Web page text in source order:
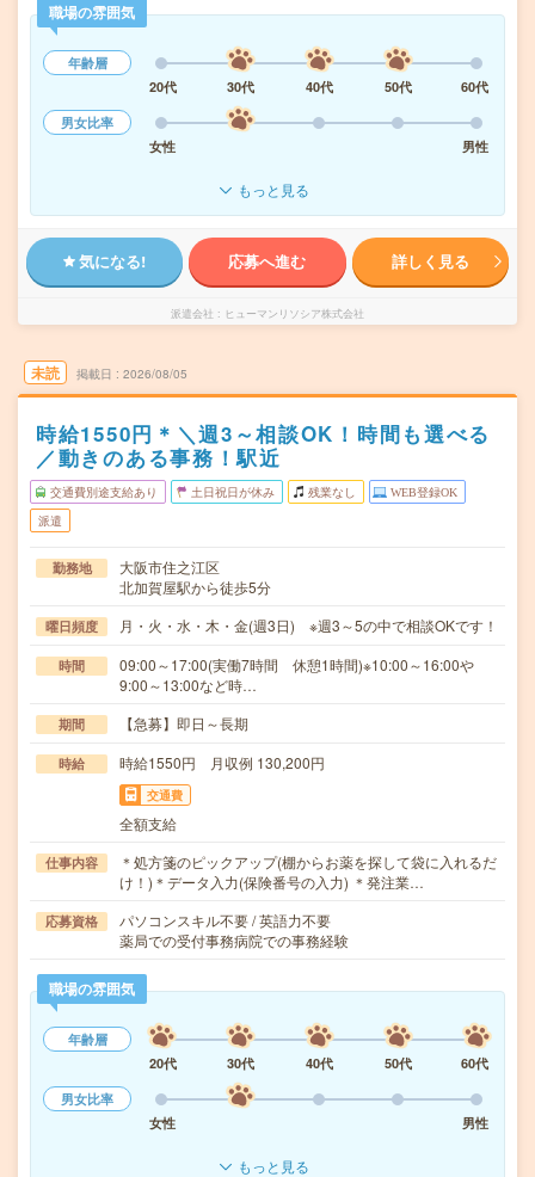
職場の雰囲気
年齢層
20代
30代 40代 50代
60代
男女比率
女性
男性
もっと見る
気になる! 応募へ進む 詳しく見る
派遣会社 ヒューマンリソシア株式会社
未読 掲載日 2026/08/05
時給1550円＊＼週3～相談OK！時間も選べる
／動きのある事務！駅近
交通費別途支給あり 土日祝日が休み 残業なし WEB登録OK
派遣
勤務地
大阪市住之江区
北加賀屋駅から徒歩5分
曜日頻度 月・火・水・木・金(週3日) ※週3～5の中で相談OKです！
時間
09:00～17:00(実働7時間 休憩1時間)※10:00～16:00や
9:00～13:00など時…
期間 【急募】即日～長期
時給 時給1550円 月収例 130,200円
交通費
全額支給
仕事内容
＊処方箋のピックアップ(棚からお薬を探して袋に入れるだ
け！)＊データ入力(保険番号の入力) ＊発注業…
応募資格
パソコンスキル不要 / 英語力不要
薬局での受付事務病院での事務経験
職場の雰囲気
年齢層
20代
30代 40代 50代
60代
男女比率
女性
男性
もっと見る